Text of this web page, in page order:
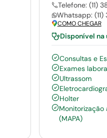
Telefone: (11)
Whatsapp:
COMO CHEGAR
Disponível na
Consultas e
Exames
Ultrassom
Holter
(MAPA)